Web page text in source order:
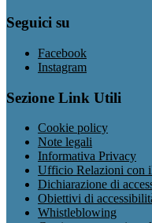
Seguici su
Facebook
Instagram
Sezione Link Utili
Cookie policy
Note legali
Informativa Privacy
Ufficio Relazioni con
Dichiarazione di
Obiettivi di
Whistleblowing